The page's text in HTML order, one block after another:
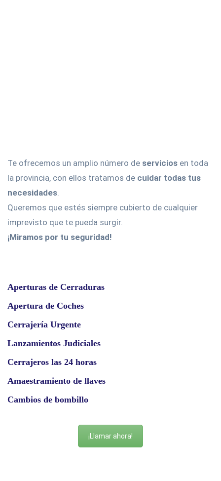
Te ofrecemos un amplio número de servicios en toda
la provincia, con ellos tratamos de cuidar todas tus
necesidades
Queremos que estés siempre cubierto de cualquier
imprevisto que te pueda surgir.
¡Miramos por tu seguridad!
Aperturas de Cerraduras
Apertura de Coches
Cerrajería Urgente
Lanzamientos Judiciales
Cerrajeros las 24 horas
Amaestramiento de llaves
Cambios de bombillo
¡Llamar ahora!